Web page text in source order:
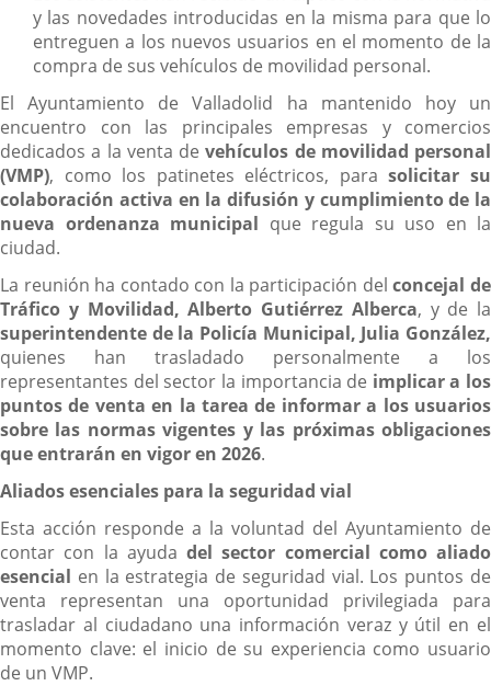
y las novedades introducidas en la misma para que lo
entreguen a los nuevos usuarios en el momento de la
compra de sus vehículos de movilidad personal.
El Ayuntamiento de Valladolid ha mantenido hoy un
encuentro con las principales empresas y comercios
dedicados a la venta devehículos de movilidad personal
(VMP), como los patinetes eléctricos, parasolicitar su
colaboración activa en la difusión y cumplimiento de la
nueva ordenanza municipal que regula su uso en la
ciudad.
La reunión ha contado con la participación delconcejal de
Tráfico y Movilidad, Alberto Gutiérrez Alberca, y de la
superintendente de la Policía Municipal, Julia González,
quienes han trasladado personalmente a los
representantes del sector la importancia de implicar a los
puntos de venta en la tarea de informar a los usuarios
sobre las normas vigentes y las próximas obligaciones
que entrarán en vigor en 2026.
Aliados esenciales para la seguridad vial
Esta acción responde a la voluntad del Ayuntamiento de
contar con la ayuda del sector comercial como aliado
esencial en la estrategia de seguridad vial. Los puntos de
venta representan una oportunidad privilegiada para
trasladar al ciudadano una información veraz y útil en el
momento clave: el inicio de su experiencia como usuario
de un VMP.